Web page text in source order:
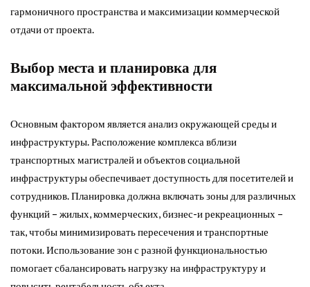
гармоничного пространства и максимизации коммерческой
отдачи от проекта.
Выбор места и планировка для
максимальной эффективности
Основным фактором является анализ окружающей среды и
инфраструктуры. Расположение комплекса вблизи
транспортных магистралей и объектов социальной
инфраструктуры обеспечивает доступность для посетителей и
сотрудников. Планировка должна включать зоны для различных
функций – жилых, коммерческих, бизнес-и рекреационных –
так, чтобы минимизировать пересечения и транспортные
потоки. Использование зон с разной функциональностью
помогает сбалансировать нагрузку на инфраструктуру и